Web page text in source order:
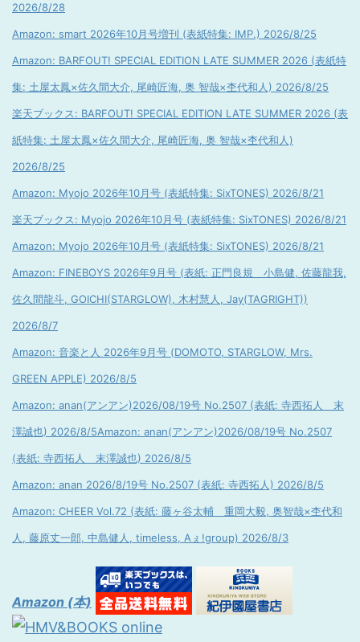
2026/8/28
Amazon: smart 2026年10月号増刊 (表紙特集: IMP.) 2026/8/25
Amazon: BARFOUT! SPECIAL EDITION LATE SUMMER 2026 (表紙特
集: 土屋太鳳×佐久間大介, 尾崎匠海, 奥 智哉×杢代和人) 2026/8/25
楽天ブックス: BARFOUT! SPECIAL EDITION LATE SUMMER 2026 (表
紙特集: 土屋太鳳×佐久間大介, 尾崎匠海, 奥 智哉×杢代和人)
2026/8/25
Amazon: Myojo 2026年10月号 (表紙特集: SixTONES) 2026/8/21
楽天ブックス: Myojo 2026年10月号 (表紙特集: SixTONES) 2026/8/21
Amazon: Myojo 2026年10月号 (表紙特集: SixTONES) 2026/8/21
Amazon: FINEBOYS 2026年9月号 (表紙: 正門良規 小島健, 佐藤龍我,
佐久間龍斗, GOICHI(STARGLOW), 木村慧人, Jay(TAGRIGHT))
2026/8/7
Amazon: 音楽と人 2026年9月号 (DOMOTO, STARGLOW, Mrs.
GREEN APPLE) 2026/8/5
Amazon: anan(アンアン)2026/08/19号 No.2507 (表紙: 寺西拓人 末
澤誠也) 2026/8/5Amazon: anan(アンアン)2026/08/19号 No.2507
(表紙: 寺西拓人 末澤誠也) 2026/8/5
Amazon: anan 2026/8/19号 No.2507 (表紙: 寺西拓人) 2026/8/5
Amazon: CHEER Vol.72 (表紙: 藤ヶ谷太輔 重岡大毅, 奥智哉×杢代和
人, 藤原丈一郎, 中島健人, timeless, Aぇ!group) 2026/8/3
Amazon (本)